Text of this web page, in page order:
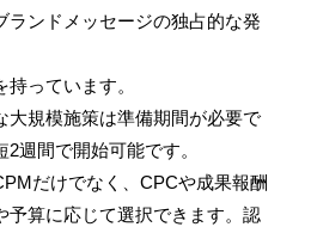
ランドメッセージの独占的な発
っています。
大規模施策は準備期間が必要で
週間で開始可能です。
だけでなく、CPCや成果報酬
予算に応じて選択できます。認